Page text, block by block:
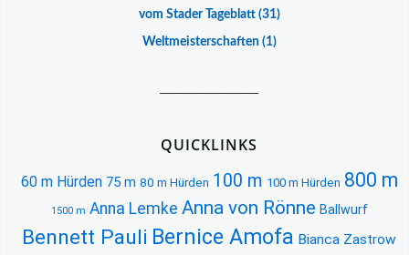
vom Stader Tageblatt(31)
Weltmeisterschaften(1)
QUICKLINKS
60 m Hürden 75 m 80 m Hürden 100 m 100 m Hürden 800 m
1500 m Anna Lemke Anna von Rönne Ballwurf
Bennett Pauli Bernice Amofa Bianca Zastrow